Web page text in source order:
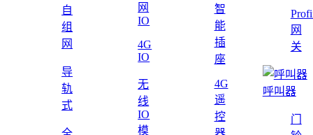
自
组
网
导
轨
式
网
IO
4G
IO
无
线
IO
模
智
能
插
座
4G
遥
控
网
关
呼叫器
门